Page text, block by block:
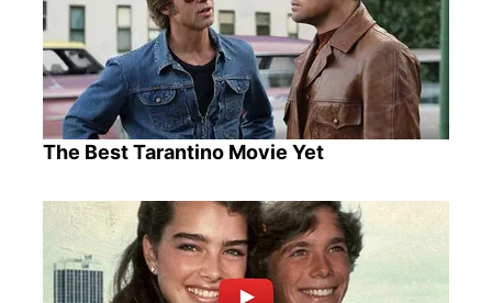
The Best Tarantino Movie Yet